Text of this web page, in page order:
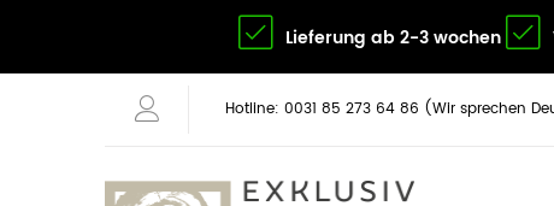
Lieferung ab 2-3 wochen
Hotline: 0031 85 273 64 86 (Wir sprechen